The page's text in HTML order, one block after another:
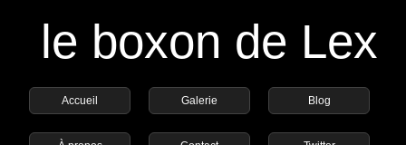
le boxon de Lex
Accueil Galerie Blog